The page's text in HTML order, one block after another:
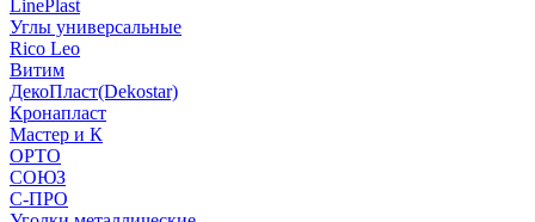
LinePlast
Углы универсальные
Rico Leo
Витим
ДекоПласт(Dekostar)
Кронапласт
Мастер и К
ОРТО
СОЮЗ
С-ПРО